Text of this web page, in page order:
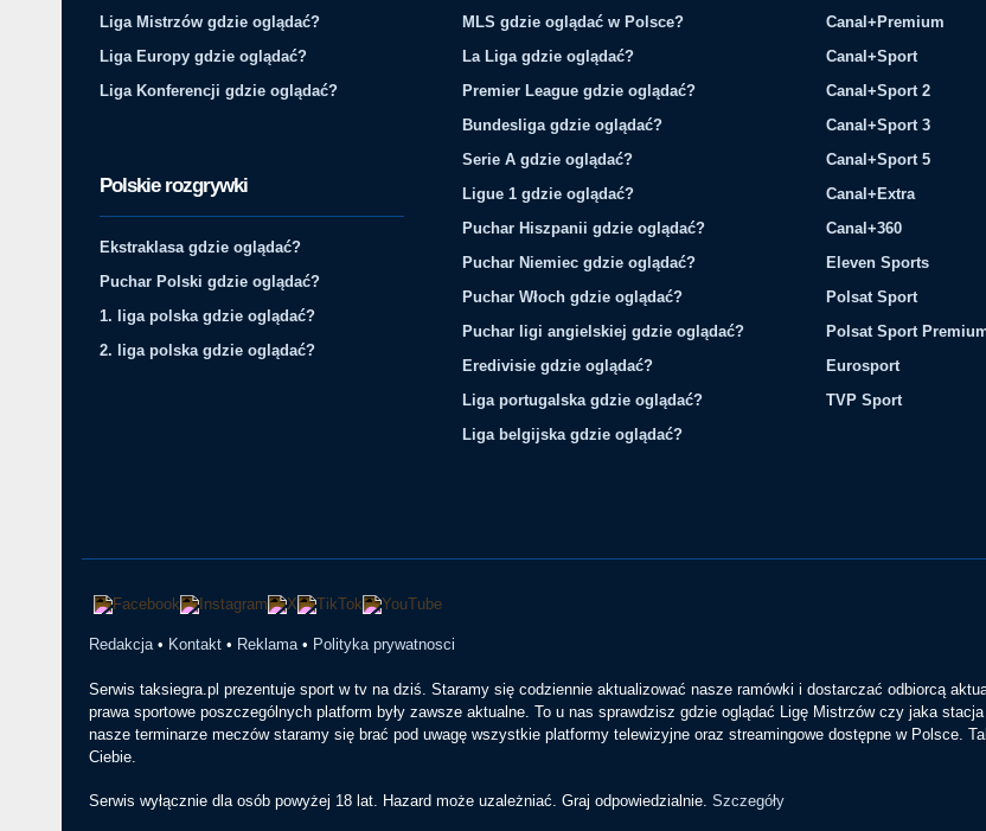
Liga Mistrzów gdzie oglądać?
Liga Europy gdzie oglądać?
Liga Konferencji gdzie oglądać?
Polskie rozgrywki
Ekstraklasa gdzie oglądać?
Puchar Polski gdzie oglądać?
1. liga polska gdzie oglądać?
2. liga polska gdzie oglądać?
MLS gdzie oglądać w Polsce?
La Liga gdzie oglądać?
Premier League gdzie oglądać?
Bundesliga gdzie oglądać?
Serie A gdzie oglądać?
Ligue 1 gdzie oglądać?
Puchar Hiszpanii gdzie oglądać?
Puchar Niemiec gdzie oglądać?
Puchar Włoch gdzie oglądać?
Puchar ligi angielskiej gdzie oglądać?
Eredivisie gdzie oglądać?
Liga portugalska gdzie oglądać?
Liga belgijska gdzie oglądać?
Canal+Premium
Canal+Sport
Canal+Sport 2
Canal+Sport 3
Canal+Sport 5
Canal+Extra
Canal+360
Eleven Sports
Polsat Sport
Polsat Sport
Eurosport
TVP Sport
Redakcja• Kontakt• Reklama• Polityka prywatnosci
Serwis taksiegra.pl prezentuje sport w tv na dziś. Staramy się codziennie aktualizować nasze ramówki i dostarczać odbiorcą
prawa sportowe poszczególnych platform były zawsze aktualne. To u nas sprawdzisz gdzie oglądać Ligę Mistrzów czy jaka
nasze terminarze meczów staramy się brać pod uwagę wszystkie platformy telewizyjne oraz streamingowe dostępne w Polsce.
Ciebie.
Serwis wyłącznie dla osób powyżej 18 lat. Hazard może uzależniać. Graj odpowiedzialnie. Szczegóły